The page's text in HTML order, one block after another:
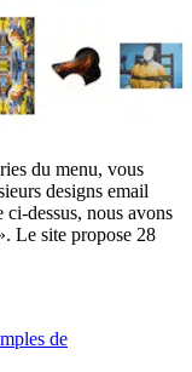
du menu, vous
designs email
ci-dessus, nous avons
Le site propose 28
de